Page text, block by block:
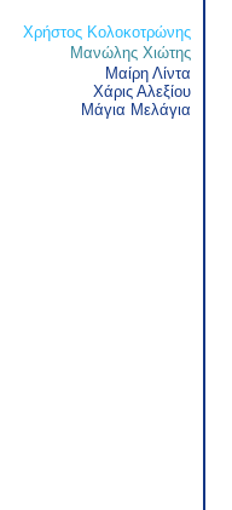
Χρήστος Κολοκοτρώνης
Μανώλης Χιώτης
Μαίρη Λίντα
Χάρις Αλεξίου
Μάγια Μελάγια